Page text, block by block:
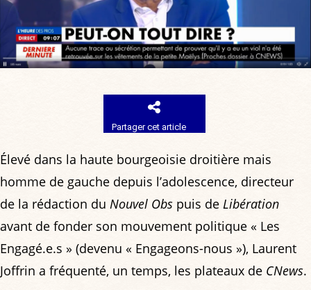
Partager cet article
Élevé dans la haute bourgeoisie droitière mais
homme de gauche depuis l’adolescence, directeur
de la rédaction du Nouvel Obs puis de Libération
avant de fonder son mouvement politique « Les
Engagé.e.s » (devenu « Engageons-nous »), Laurent
Joffrin a fréquenté, un temps, les plateaux de CNews.